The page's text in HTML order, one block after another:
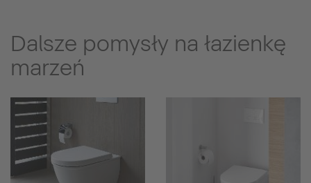
Dalsze pomysły na łazienkę
marzeń